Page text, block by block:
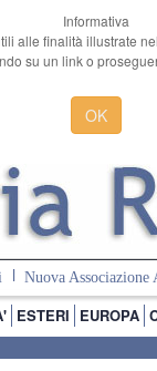
Informativa
finalità illustrate
su un link o
OK
Nuova
ESTERI EUROPA